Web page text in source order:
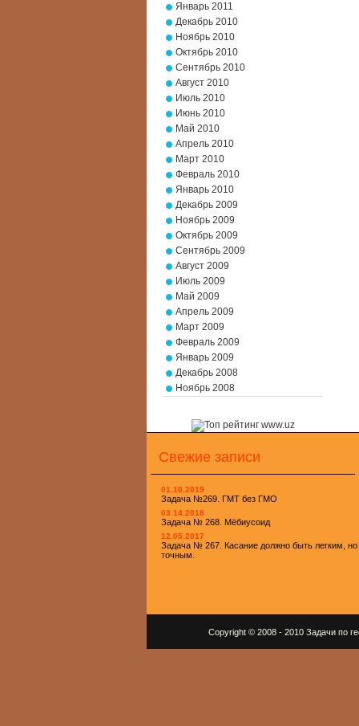
Январь 2011
Декабрь 2010
Ноябрь 2010
Октябрь 2010
Сентябрь 2010
Август 2010
Июль 2010
Июнь 2010
Май 2010
Апрель 2010
Март 2010
Февраль 2010
Январь 2010
Декабрь 2009
Ноябрь 2009
Октябрь 2009
Сентябрь 2009
Август 2009
Июль 2009
Май 2009
Апрель 2009
Март 2009
Февраль 2009
Январь 2009
Декабрь 2008
Ноябрь 2008
Свежие записи
01.10.2019
Задача №269. ГМТ без ГМО
03.14.2018
Задача № 268. Мёбиусоид
12.05.2017
Задача № 267. Касание должно быть легким, но
точным.
Copyright © 2008 - 2010 Задачи по